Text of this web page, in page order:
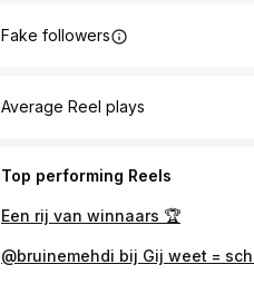
Fake followers
Average Reel plays
Top performing Reels
Een rij van winnaars 🏆